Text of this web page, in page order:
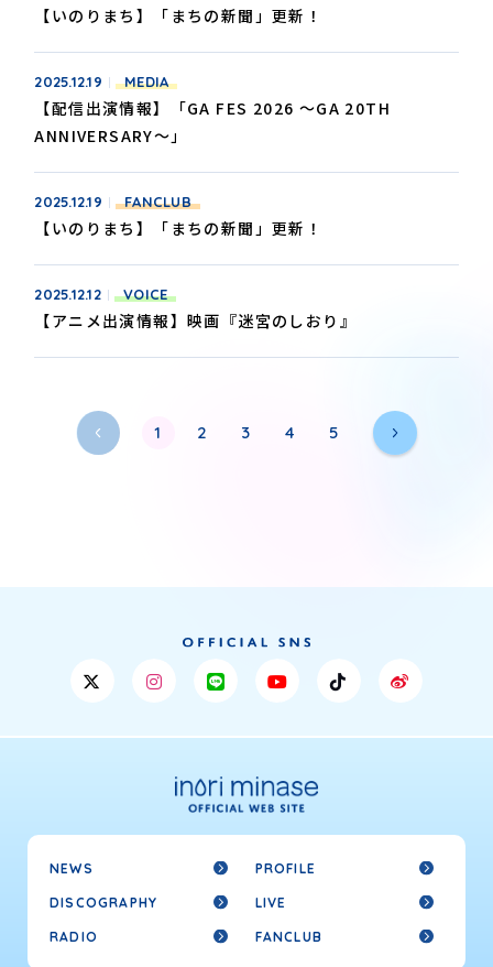
【いのりまち】「まちの新聞」更新！
2025.12.19 MEDIA
【配信出演情報】「GA FES 2026 ～GA 20TH
ANNIVERSARY～」
2025.12.19 FANCLUB
【いのりまち】「まちの新聞」更新！
2025.12.12 VOICE
【アニメ出演情報】映画『迷宮のしおり』
1 2 3 4 5
NEWS PROFILE
DISCOGRAPHY LIVE
RADIO FANCLUB